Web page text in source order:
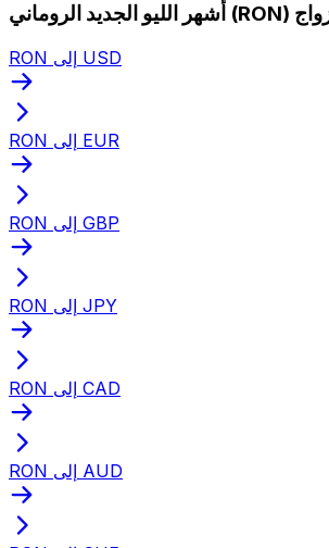
RON إلى USD
RON إلى EUR
RON إلى GBP
RON إلى JPY
RON إلى CAD
RON إلى AUD